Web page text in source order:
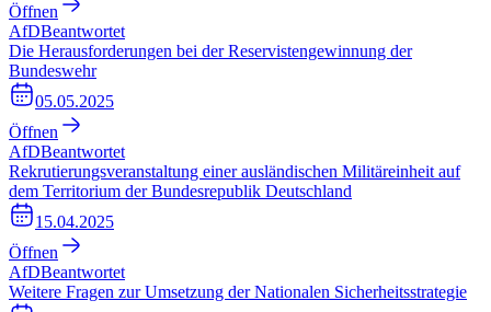
Öffnen
AfDBeantwortet
Die Herausforderungen bei der Reservistengewinnung der
Bundeswehr
05.05.2025
Öffnen
AfDBeantwortet
Rekrutierungsveranstaltung einer ausländischen Militäreinheit auf
dem Territorium der Bundesrepublik Deutschland
15.04.2025
Öffnen
AfDBeantwortet
Weitere Fragen zur Umsetzung der Nationalen Sicherheitsstrategie